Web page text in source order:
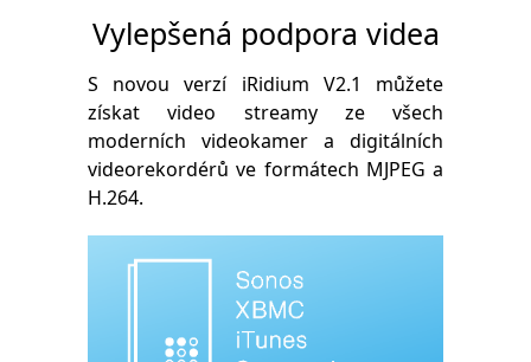
Vylepšená podpora videa
S novou verzí iRidium V2.1 můžete
získat video streamy ze všech
moderních videokamer a digitálních
videorekordérů ve formátech MJPEG a
H.264.